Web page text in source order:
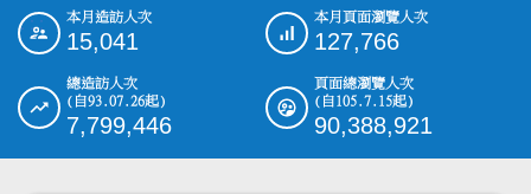
::: 本月造訪人次
15,041
本月頁面瀏覽人次
127,766
總造訪人次
(自93.07.26起)
7,799,446
頁面總瀏覽人次
(自105.7.15起)
90,388,921